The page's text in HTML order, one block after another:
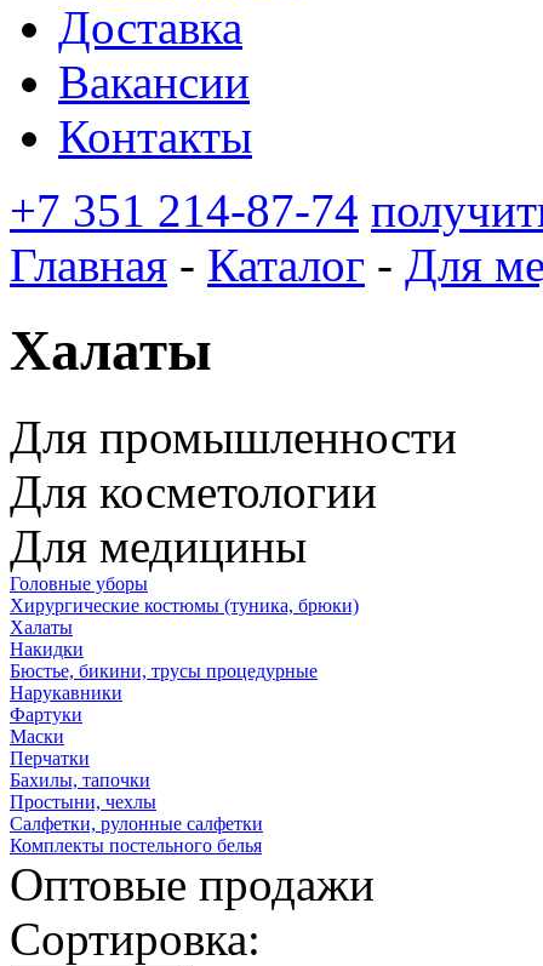
Доставка
Вакансии
Контакты
+7 351 214-87-74
Главная - Каталог - Для
Халаты
Для промышленности
Для косметологии
Для медицины
Головные уборы
Хирургические костюмы (туника, брюки)
Халаты
Накидки
Бюстье, бикини, трусы процедурные
Нарукавники
Фартуки
Маски
Перчатки
Бахилы, тапочки
Простыни, чехлы
Салфетки, рулонные салфетки
Комплекты постельного белья
Оптовые продажи
Сортировка: